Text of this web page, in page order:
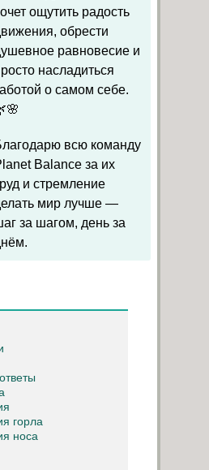
ощутить радость
обрести
равновесие и
насладиться
о самом себе.
всю команду
Balance за их
и стремление
мир лучше —
за шагом, день за
горла
носа